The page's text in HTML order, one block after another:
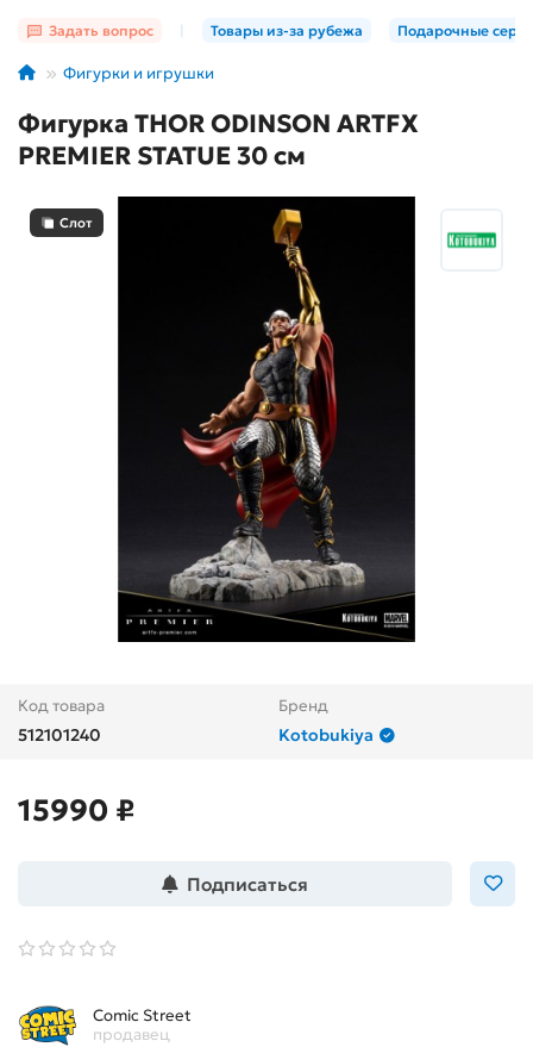
Задать вопрос Товары из-за рубежа Подарочные
Фигурки и игрушки
Фигурка THOR ODINSON ARTFX
PREMIER STATUE 30 см
Слот
Код товара
512101240
Бренд
Kotobukiya
15990 ₽
Подписаться
Comic Street
продавец